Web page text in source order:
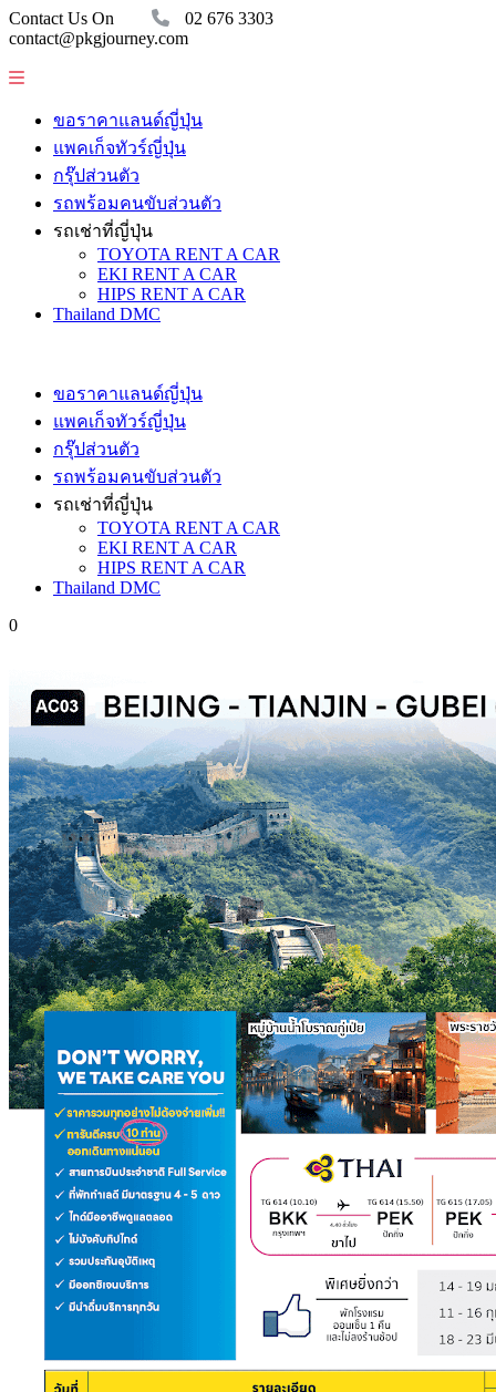
Contact Us On
02 676 3303
contact@pkgjourney.com
ขอราคาแลนด์ญี่ปุ่น
แพคเก็จทัวร์ญี่ปุ่น
กรุ๊ปส่วนตัว
รถพร้อมคนขับส่วนตัว
รถเช่าที่ญี่ปุ่น
TOYOTA RENT A CAR
EKI RENT A CAR
HIPS RENT A CAR
Thailand DMC
ขอราคาแลนด์ญี่ปุ่น
แพคเก็จทัวร์ญี่ปุ่น
กรุ๊ปส่วนตัว
รถพร้อมคนขับส่วนตัว
รถเช่าที่ญี่ปุ่น
TOYOTA RENT A CAR
EKI RENT A CAR
HIPS RENT A CAR
Thailand DMC
0